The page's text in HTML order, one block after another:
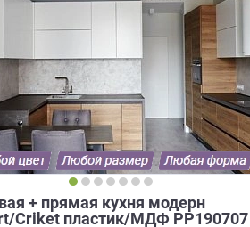
+ прямая кухня модерн
Criket пластик/МДФ РР190707
с